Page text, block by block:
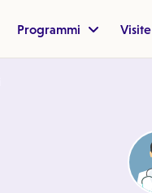
Programmi Visite